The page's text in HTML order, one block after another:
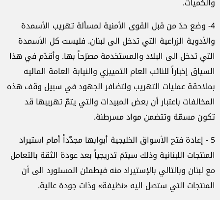
4- وضع حدّ من قبل القوى الأمنية لمسألة تهريب الأسمدة
والأدوية الزراعية التي تدخل الى لبنان. فليست كل الأسمدة
التي تدخل الى البلاد والمستخدمة مصرّحاً بها. وأقدّم في هذا
السياق إخباراً للنائب العام التمييزي والنيابة العامة الماليه
بملاحقة عمليات التهريب ولتضافر الجهود في سبيل وقف هذه
المخالفات باعتبار أن بعض المبيدات والتي يتمّ تهريبها قد
تكون مسمّة وتتضمن مواد مسرطنة.
5 - إعادة فتح الأسواق الخليجية أبوابها مجدّداً أمام استيراد
المنتجات اللبنانية وذلك سيتمّ تدريجياً بعد عودة الثقة بالتعامل
مع لبنان وبالتالي بالإستيراد منه فيطمئن المستورد الى أن
المنتجات التي ستصل اليه «نظيفة» وذات جودة عالية.